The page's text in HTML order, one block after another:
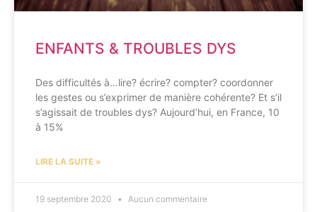
ENFANTS & TROUBLES DYS
Des difficultés à…lire? écrire? compter? coordonner
les gestes ou s’exprimer de manière cohérente? Et s’il
s’agissait de troubles dys? Aujourd’hui, en France, 10
à 15%
LIRE LA SUITE »
19 septembre 2020 Aucun commentaire